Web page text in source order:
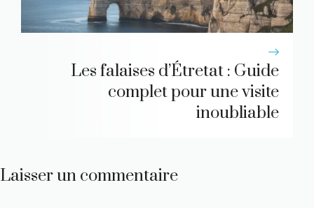
Les falaises d’Étretat : Guide
complet pour une visite
inoubliable
Laisser un commentaire